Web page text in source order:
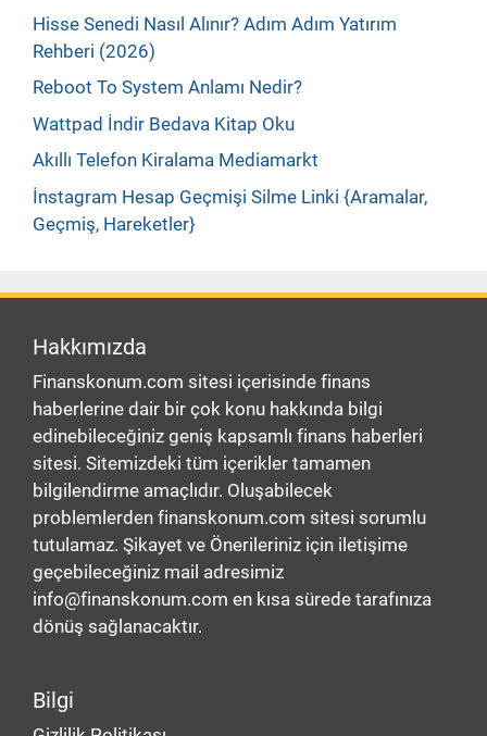
Hisse Senedi Nasıl Alınır? Adım Adım Yatırım
Rehberi (2026)
Reboot To System Anlamı Nedir?
Wattpad İndir Bedava Kitap Oku
Akıllı Telefon Kiralama Mediamarkt
İnstagram Hesap Geçmişi Silme Linki {Aramalar,
Geçmiş, Hareketler}
Hakkımızda
Finanskonum.com sitesi içerisinde finans
haberlerine dair bir çok konu hakkında bilgi
edinebileceğiniz geniş kapsamlı finans haberleri
sitesi. Sitemizdeki tüm içerikler tamamen
bilgilendirme amaçlıdır. Oluşabilecek
problemlerden finanskonum.com sitesi sorumlu
tutulamaz. Şikayet ve Önerileriniz için iletişime
geçebileceğiniz mail adresimiz
info@finanskonum.com en kısa sürede tarafınıza
dönüş sağlanacaktır.
Bilgi